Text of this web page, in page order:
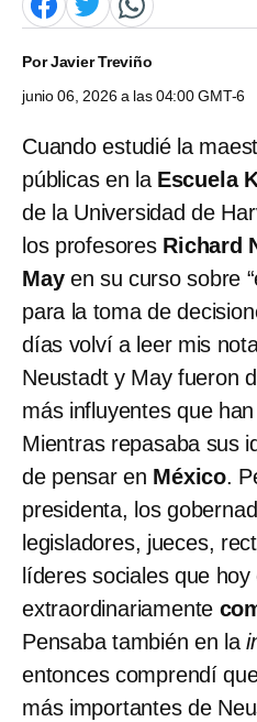
PorJavier Treviño
junio 06, 2026 a las 04:00 GMT-6
Cuando estudié la
públicas en la Escuela
de la Universidad de
los profesores Richard
Mayen su curso sobre
para la toma de
días volví a leer mis
Neustadt y May fueron
más influyentes que
Mientras repasaba sus
de pensar en México.
presidenta, los
legisladores, jueces,
líderes sociales que
extraordinariamente
Pensaba también en la
entonces comprendí
más importantes de